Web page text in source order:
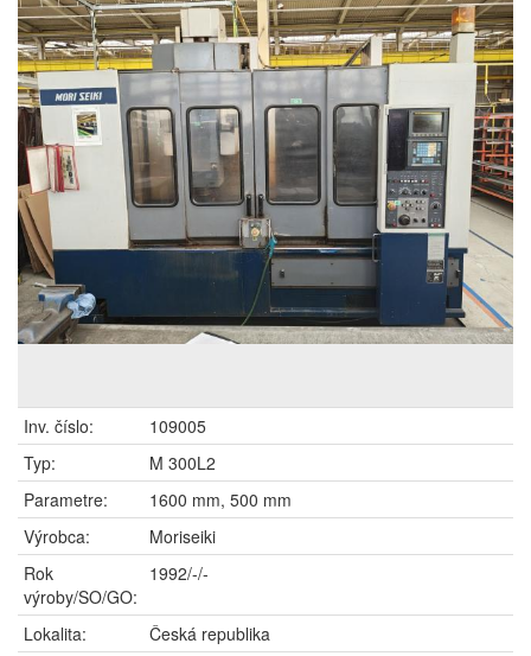
Inv. číslo:
109005
Typ:
M 300L2
Parametre:
1600 mm, 500 mm
Výrobca:
Moriseiki
Rok
výroby/SO/GO:
1992/-/-
Lokalita:
Česká republika